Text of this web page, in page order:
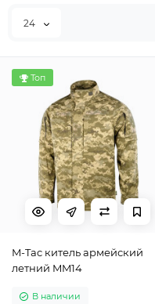
24
Топ
M-Tac китель армейский
летний MM14
В наличии